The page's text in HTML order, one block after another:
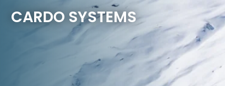
CARDO SYSTEMS